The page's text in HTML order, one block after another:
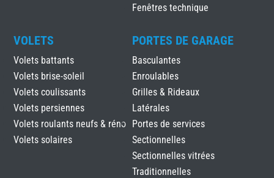
Fenêtres technique
VOLETS
Volets battants
Volets brise-soleil
Volets coulissants
Volets persiennes
Volets roulants neufs & réno
Volets solaires
PORTES DE GARAGE
Basculantes
Enroulables
Grilles & Rideaux
Latérales
Portes de services
Sectionnelles
Sectionnelles vitrées
Traditionnelles